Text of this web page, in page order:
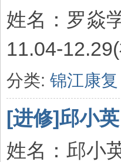
姓名：罗焱
11.04-
分类: 锦江康复
[进修]邱小英
姓名：邱小